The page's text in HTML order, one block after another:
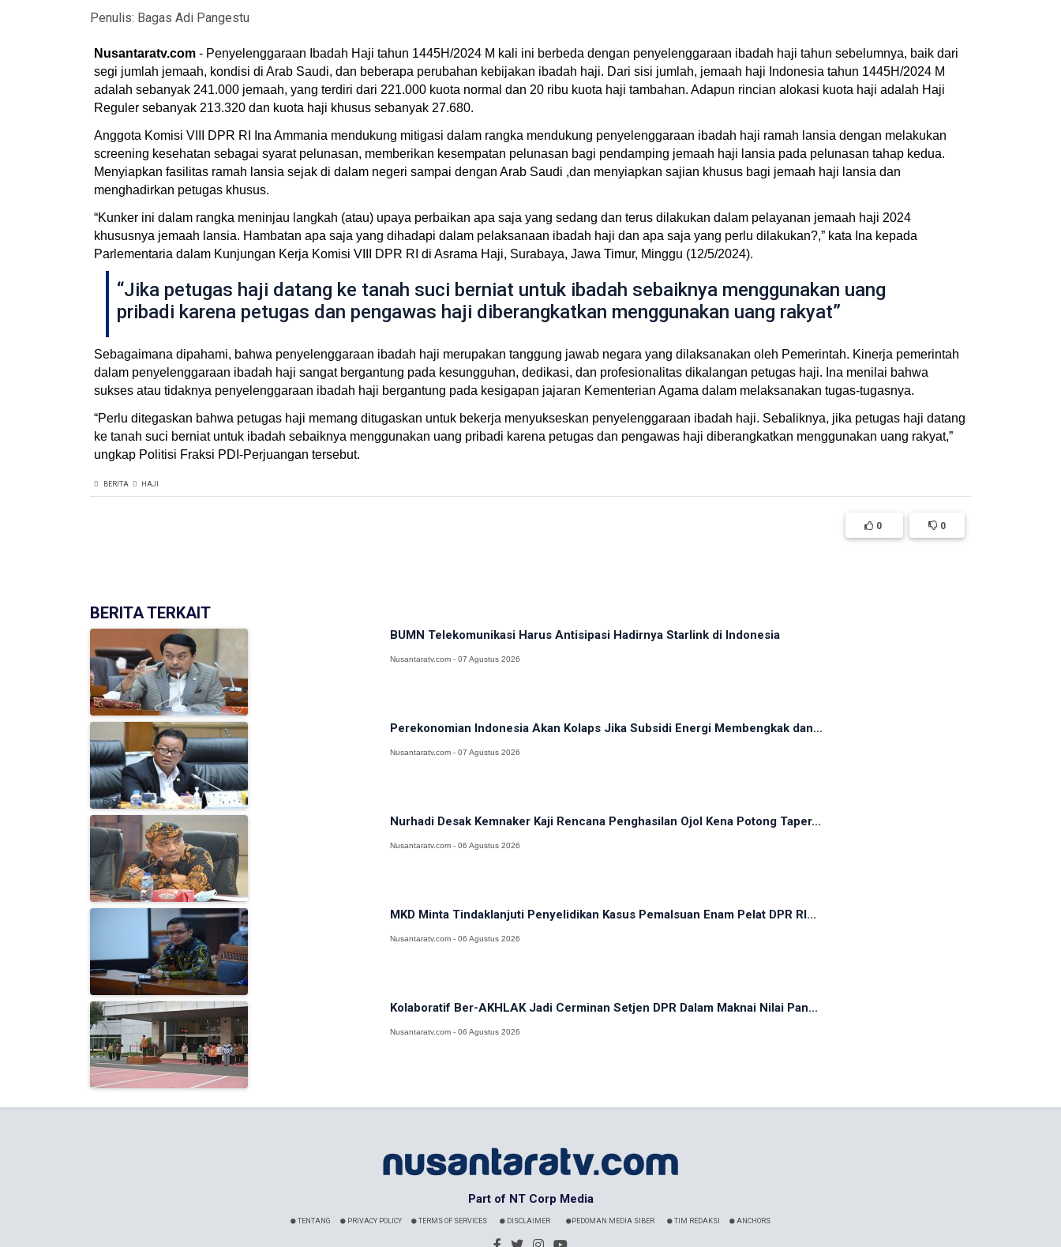
Penulis: Bagas Adi Pangestu
Nusantaratv.com - Penyelenggaraan Ibadah Haji tahun 1445H/2024 M kali ini berbeda dengan penyelenggaraan ibadah haji tahun sebelumnya, baik dari
segi jumlah jemaah, kondisi di Arab Saudi, dan beberapa perubahan kebijakan ibadah haji. Dari sisi jumlah, jemaah haji Indonesia tahun 1445H/2024 M
adalah sebanyak 241.000 jemaah, yang terdiri dari 221.000 kuota normal dan 20 ribu kuota haji tambahan. Adapun rincian alokasi kuota haji adalah Haji
Reguler sebanyak 213.320 dan kuota haji khusus sebanyak 27.680.
Anggota Komisi VIII DPR RI Ina Ammania mendukung mitigasi dalam rangka mendukung penyelenggaraan ibadah haji ramah lansia dengan melakukan
screening kesehatan sebagai syarat pelunasan, memberikan kesempatan pelunasan bagi pendamping jemaah haji lansia pada pelunasan tahap kedua.
Menyiapkan fasilitas ramah lansia sejak di dalam negeri sampai dengan Arab Saudi ,dan menyiapkan sajian khusus bagi jemaah haji lansia dan
menghadirkan petugas khusus.
“Kunker ini dalam rangka meninjau langkah (atau) upaya perbaikan apa saja yang sedang dan terus dilakukan dalam pelayanan jemaah haji 2024
khususnya jemaah lansia. Hambatan apa saja yang dihadapi dalam pelaksanaan ibadah haji dan apa saja yang perlu dilakukan?,” kata Ina kepada
Parlementaria dalam Kunjungan Kerja Komisi VIII DPR RI di Asrama Haji, Surabaya, Jawa Timur, Minggu (12/5/2024).
“Jika petugas haji datang ke tanah suci berniat untuk ibadah sebaiknya menggunakan uang
pribadi karena petugas dan pengawas haji diberangkatkan menggunakan uang rakyat”
Sebagaimana dipahami, bahwa penyelenggaraan ibadah haji merupakan tanggung jawab negara yang dilaksanakan oleh Pemerintah. Kinerja pemerintah
dalam penyelenggaraan ibadah haji sangat bergantung pada kesungguhan, dedikasi, dan profesionalitas dikalangan petugas haji. Ina menilai bahwa
sukses atau tidaknya penyelenggaraan ibadah haji bergantung pada kesigapan jajaran Kementerian Agama dalam melaksanakan tugas-tugasnya.
“Perlu ditegaskan bahwa petugas haji memang ditugaskan untuk bekerja menyukseskan penyelenggaraan ibadah haji. Sebaliknya, jika petugas haji datang
ke tanah suci berniat untuk ibadah sebaiknya menggunakan uang pribadi karena petugas dan pengawas haji diberangkatkan menggunakan uang rakyat,”
ungkap Politisi Fraksi PDI-Perjuangan tersebut.
BERITA HAJI
0 0
BERITA TERKAIT
BUMN Telekomunikasi Harus Antisipasi Hadirnya Starlink di Indonesia
Nusantaratv.com - 07 Agustus 2026
Perekonomian Indonesia Akan Kolaps Jika Subsidi Energi Membengkak dan...
Nusantaratv.com - 07 Agustus 2026
Nurhadi Desak Kemnaker Kaji Rencana Penghasilan Ojol Kena Potong Taper...
Nusantaratv.com - 06 Agustus 2026
MKD Minta Tindaklanjuti Penyelidikan Kasus Pemalsuan Enam Pelat DPR RI...
Nusantaratv.com - 06 Agustus 2026
Kolaboratif Ber-AKHLAK Jadi Cerminan Setjen DPR Dalam Maknai Nilai Pan...
Nusantaratv.com - 06 Agustus 2026
Part of NT Corp Media
TENTANG PRIVACY POLICY TERMS OF SERVICES DISCLAIMER PEDOMAN MEDIA SIBER TIM REDAKSI ANCHORS